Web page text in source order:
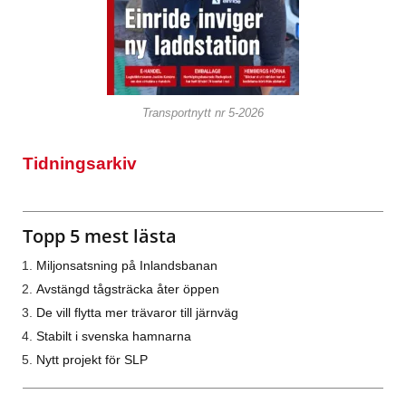
Transportnytt nr 5-2026
Tidningsarkiv
Topp 5 mest lästa
Miljonsatsning på Inlandsbanan
Avstängd tågsträcka åter öppen
De vill flytta mer trävaror till järnväg
Stabilt i svenska hamnarna
Nytt projekt för SLP